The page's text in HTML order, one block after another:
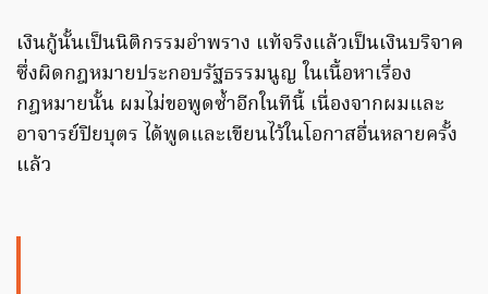
เงินกู้นั้นเป็นนิติกรรมอำพราง แท้จริงแล้วเป็นเงินบริจาค
ซึ่งผิดกฎหมายประกอบรัฐธรรมนูญ ในเนื้อหาเรื่อง
กฎหมายนั้น ผมไม่ขอพูดซ้ำอีกในทีนี้ เนื่องจากผมและ
อาจารย์ปิยบุตร ได้พูดและเขียนไว้ในโอกาสอื่นหลายครั้ง
แล้ว